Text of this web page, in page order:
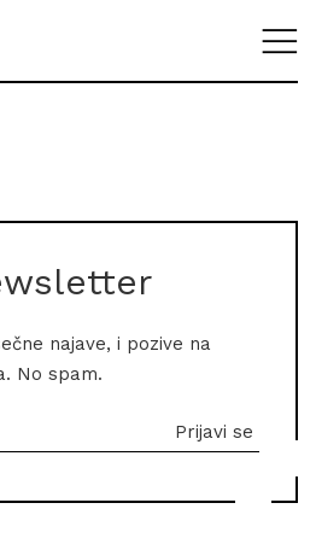
najave, i pozive na
No spam.